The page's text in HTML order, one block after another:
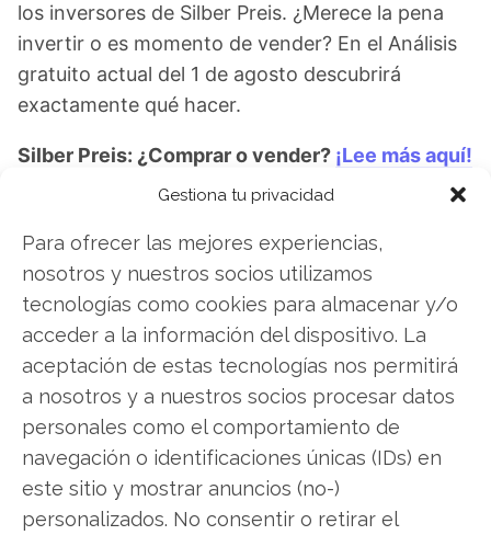
Gestiona tu privacidad
Para ofrecer las mejores experiencias,
nosotros y nuestros socios utilizamos
tecnologías como cookies para almacenar y/o
acceder a la información del dispositivo. La
aceptación de estas tecnologías nos permitirá
a nosotros y a nuestros socios procesar datos
personales como el comportamiento de
navegación o identificaciones únicas (IDs) en
este sitio y mostrar anuncios (no-)
personalizados. No consentir o retirar el
los inversores de Silber Preis. ¿Merece la pena
invertir o es momento de vender? En el Análisis
gratuito actual del 1 de agosto descubrirá
exactamente qué hacer.
Silber Preis: ¿Comprar o vender? ¡Lee más aquí!
Silber Preis
Compartir este artículo
Twitter
Facebook
LinkedIn